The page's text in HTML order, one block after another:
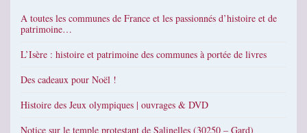
A toutes les communes de France et les passionnés d’histoire et de
patrimoine…
L’Isère : histoire et patrimoine des communes à portée de livres
Des cadeaux pour Noël !
Histoire des Jeux olympiques | ouvrages & DVD
Notice sur le temple protestant de Salinelles (30250 – Gard)